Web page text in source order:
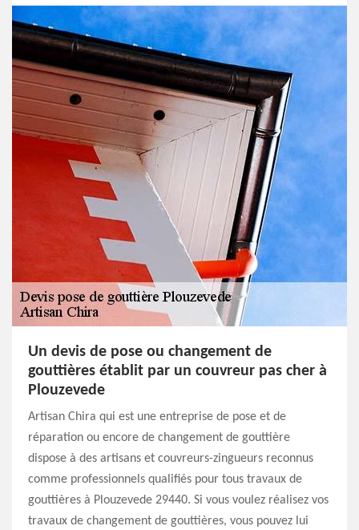
Un devis de pose ou changement de
gouttières établit par un couvreur pas cher à
Plouzevede
Artisan Chira qui est une entreprise de pose et de
réparation ou encore de changement de gouttière
dispose à des artisans et couvreurs-zingueurs reconnus
comme professionnels qualifiés pour tous travaux de
gouttières à Plouzevede 29440. Si vous voulez réalisez vos
travaux de changement de gouttières, vous pouvez lui